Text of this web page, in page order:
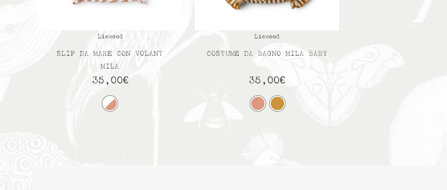
Liewood
SLIP DA MARE CON VOLANT
MILA
35,00€
Liewood
COSTUME DA BAGNO MILA BABY
35,00€